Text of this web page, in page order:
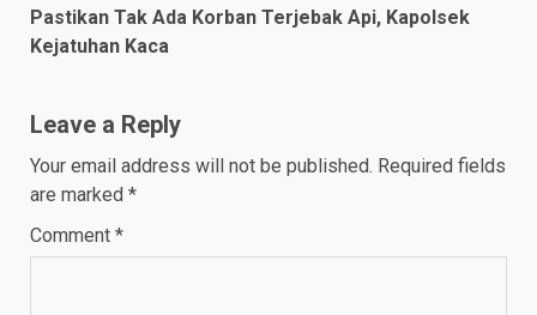
Pastikan Tak Ada Korban Terjebak Api, Kapolsek
Kejatuhan Kaca
Leave a Reply
Your email address will not be published. Required fields
are marked *
Comment *